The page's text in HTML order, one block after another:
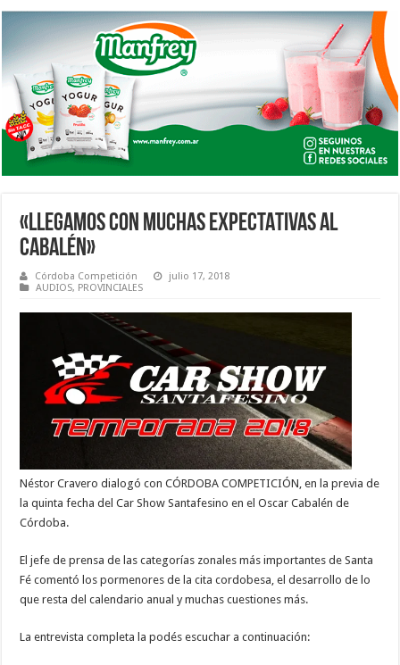
«LLEGAMOS CON MUCHAS EXPECTATIVAS AL
CABALÉN»
Córdoba Competición
julio 17, 2018
AUDIOS, PROVINCIALES
Néstor Cravero dialogó con CÓRDOBA COMPETICIÓN, en la previa de
la quinta fecha del Car Show Santafesino en el Oscar Cabalén de
Córdoba.
El jefe de prensa de las categorías zonales más importantes de Santa
Fé comentó los pormenores de la cita cordobesa, el desarrollo de lo
que resta del calendario anual y muchas cuestiones más.
La entrevista completa la podés escuchar a continuación: